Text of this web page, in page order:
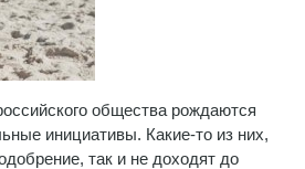
общества рождаются
инициативы. Какие-то из них,
так и не доходят до